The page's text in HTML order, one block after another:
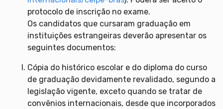
protocolo de inscrição no exame.
Os candidatos que cursaram graduação em
instituições estrangeiras deverão apresentar os
seguintes documentos:
Cópia do histórico escolar e do diploma do curso
de graduação devidamente revalidado, segundo a
legislação vigente, exceto quando se tratar de
convênios internacionais, desde que incorporados